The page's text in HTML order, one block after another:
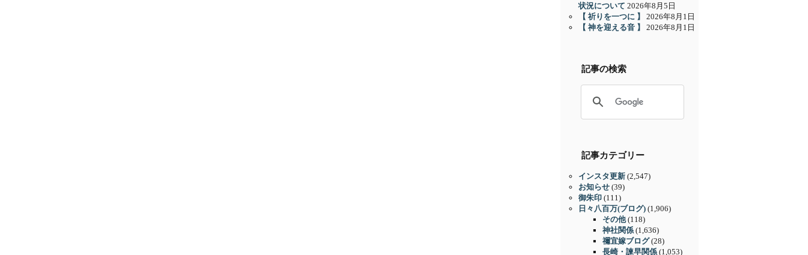
状況について 2026年8月5日
【 祈りを一つに 】
2026年8月1日
【 神を迎える音 】
2026年8月1日
記事の検索
記事カテゴリー
インスタ更新 (2,547)
お知らせ (39)
御朱印 (111)
日々八百万(ブログ) (1,906)
その他(118)
神社関係 (1,636)
禰宜嫁ブログ(28)
長崎・諫早関係 (1,053)